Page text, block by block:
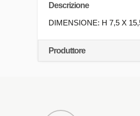
Descrizione
DIMENSIONE: H 7,5 X
Produttore